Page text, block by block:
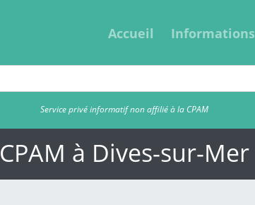
Accueil Informations
Service privé informatif non affilié à la CPAM
CPAM à Dives-sur-Mer